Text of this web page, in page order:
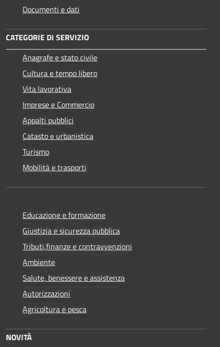
Documenti e dati
CATEGORIE DI SERVIZIO
Anagrafe e stato civile
Cultura e tempo libero
Vita lavorativa
Imprese e Commercio
Appalti pubblici
Catasto e urbanistica
Turismo
Mobilità e trasporti
Educazione e formazione
Giustizia e sicurezza pubblica
Tributi,finanze e contravvenzioni
Ambiente
Salute, benessere e assistenza
Autorizzazioni
Agricoltura e pesca
NOVITÀ